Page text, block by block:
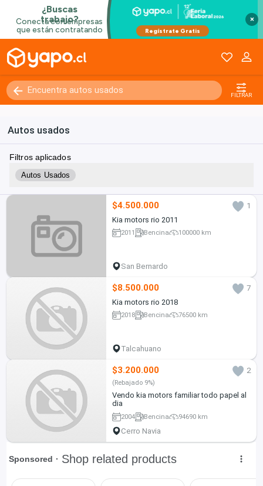
×
FILTRAR
Autos usados
Filtros aplicados
Autos Usados
$4.500.000
1
Kia motors rio 2011
2011 Bencina 100000 km
San Bernardo
$8.500.000
7
Kia motors rio 2018
2018 Bencina 76500 km
Talcahuano
$3.200.000 2
(Rebajado 9%)
Vendo kia motors familiar todo papel al
dia
2004 Bencina 94690 km
Cerro Navia